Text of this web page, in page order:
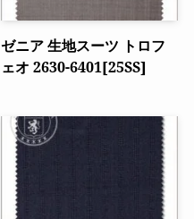
ゼニア 生地スーツ トロフ
ェオ 2630-6401[25SS]